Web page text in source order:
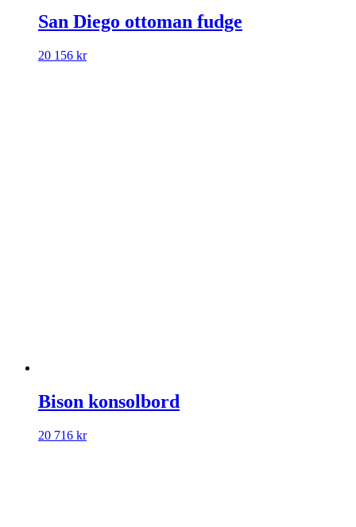
San Diego ottoman fudge
20 156 kr
Bison konsolbord
20 716 kr